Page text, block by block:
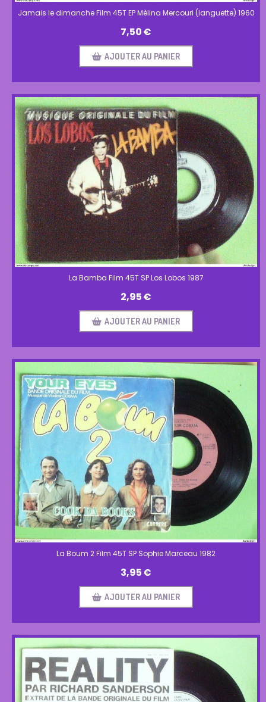
Jamais le dimanche Film 45T EP Mèlina Mercouri (languette) 1960
7,50€
AJOUTER AU PANIER
La Bamba Film 45T SP Los Lobos 1987
2,95€
AJOUTER AU PANIER
La Boum 2 Film 45T SP Sophie Marceau 1982
3,95€
AJOUTER AU PANIER